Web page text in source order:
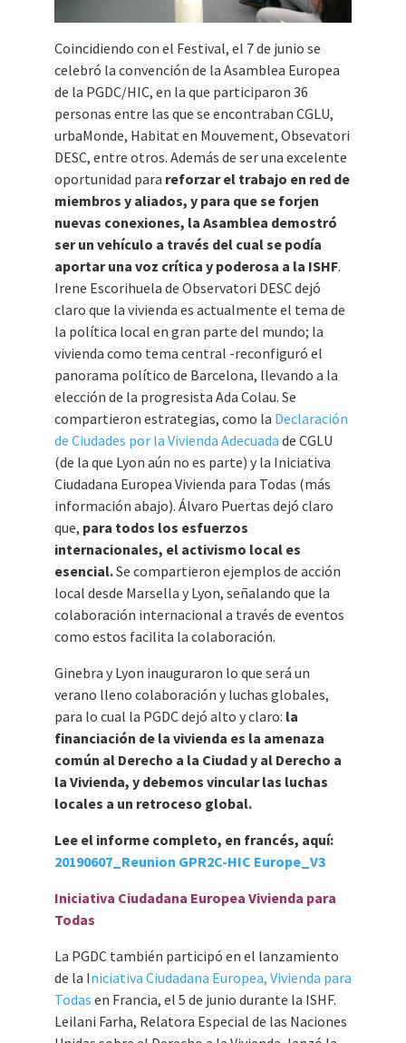
Coincidiendo con el Festival, el 7 de junio se
celebró la convención de la Asamblea Europea
de la PGDC/HIC, en la que participaron 36
personas entre las que se encontraban CGLU,
urbaMonde, Habitat en Mouvement, Obsevatori
DESC, entre otros. Además de ser una excelente
oportunidad para reforzar el trabajo en red de
miembros y aliados, y para que se forjen
nuevas conexiones, la Asamblea demostró
ser un vehículo a través del cual se podía
aportar una voz crítica y poderosa a la ISHF.
Irene Escorihuela de Observatori DESC dejó
claro que la vivienda es actualmente el tema de
la política local en gran parte del mundo; la
vivienda como tema central -reconfiguró el
panorama político de Barcelona, llevando a la
elección de la progresista Ada Colau. Se
compartieron estrategias, como la Declaración
de Ciudades por la Vivienda Adecuada de CGLU
(de la que Lyon aún no es parte) y la Iniciativa
Ciudadana Europea Vivienda para Todas (más
información abajo). Álvaro Puertas dejó claro
que, para todos los esfuerzos
internacionales, el activismo local es
esencial.Se compartieron ejemplos de acción
local desde Marsella y Lyon, señalando que la
colaboración internacional a través de eventos
como estos facilita la colaboración.
Ginebra y Lyon inauguraron lo que será un
verano lleno colaboración y luchas globales,
para lo cual la PGDC dejó alto y claro: la
financiación de la vivienda es la amenaza
común al Derecho a la Ciudad y al Derecho a
la Vivienda, y debemos vincular las luchas
locales a un retroceso global.
Lee el informe completo, en francés, aquí:
20190607_Reunion GPR2C-HIC Europe_V3
Iniciativa Ciudadana Europea Vivienda para
Todas
La PGDC también participó en el lanzamiento
de la Iniciativa Ciudadana Europea, Vivienda para
Todas en Francia, el 5 de junio durante la ISHF.
Leilani Farha, Relatora Especial de las Naciones